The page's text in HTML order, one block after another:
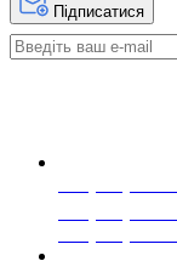
Підписатися